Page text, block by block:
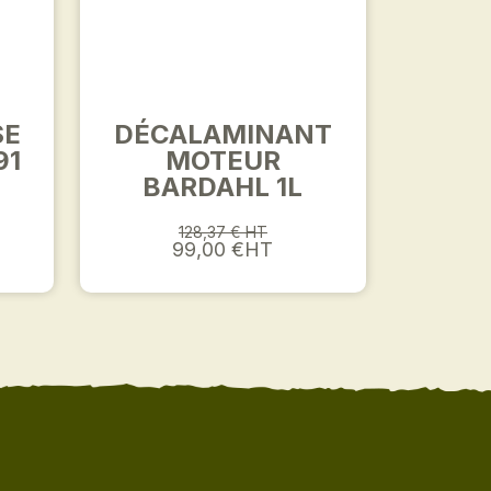
DÉCALAMINANT
MOTEUR
BARDAHL 1L
128,37 € HT
99,00 €HT